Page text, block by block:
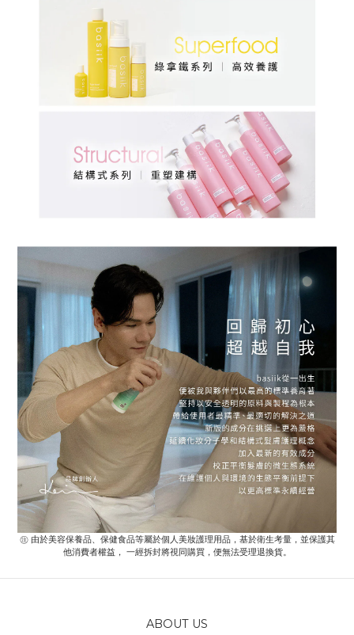
㊟ 由於美容保養品、保健食品等屬於個人美妝護理用品，基於衛生考量，並保護其
他消費者權益， 一經拆封將視同購買，便無法受理退換貨。
ABOUT US